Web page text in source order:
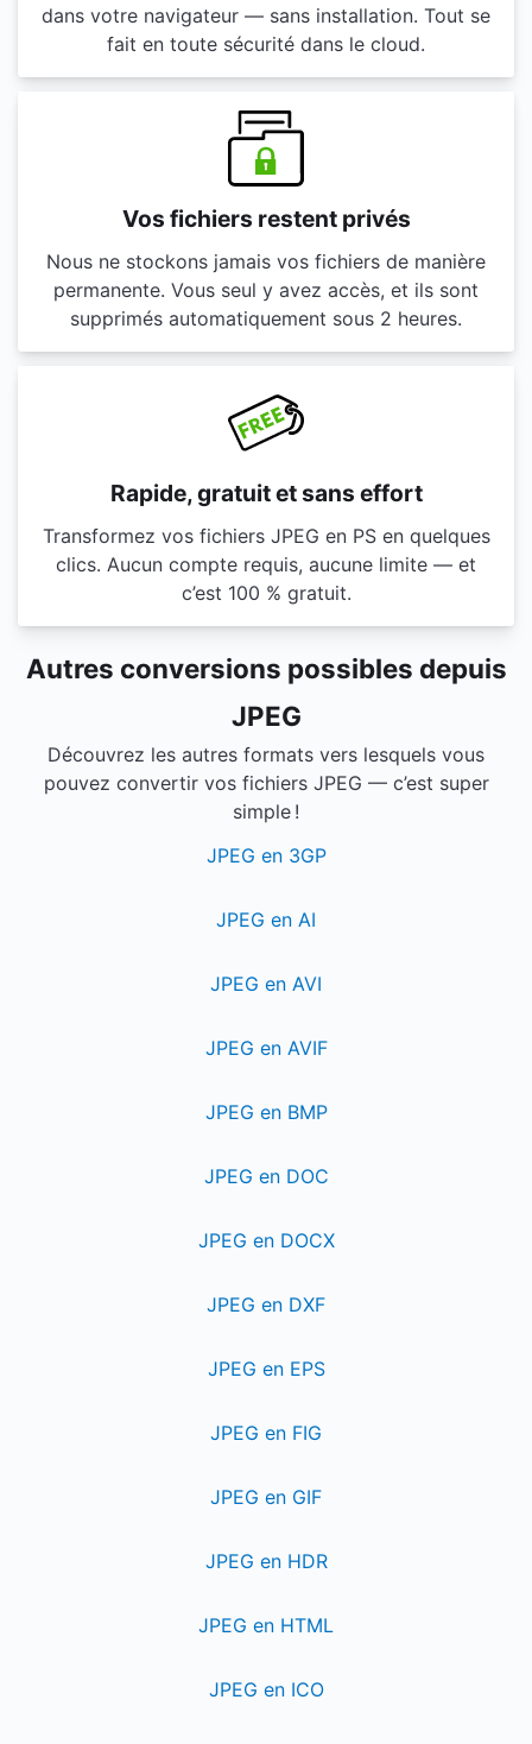
dans votre navigateur — sans installation. Tout se
fait en toute sécurité dans le cloud.
Vos fichiers restent privés
Nous ne stockons jamais vos fichiers de manière
permanente. Vous seul y avez accès, et ils sont
supprimés automatiquement sous 2 heures.
Rapide, gratuit et sans effort
Transformez vos fichiers JPEG en PS en quelques
clics. Aucun compte requis, aucune limite — et
c’est 100 % gratuit.
Autres conversions possibles depuis
JPEG
Découvrez les autres formats vers lesquels vous
pouvez convertir vos fichiers JPEG — c’est super
simple !
JPEG en 3GP
JPEG en AI
JPEG en AVI
JPEG en AVIF
JPEG en BMP
JPEG en DOC
JPEG en DOCX
JPEG en DXF
JPEG en EPS
JPEG en FIG
JPEG en GIF
JPEG en HDR
JPEG en HTML
JPEG en ICO